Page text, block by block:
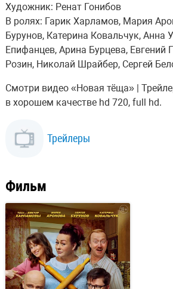
Художник: Ренат Гонибов
В ролях: Гарик Харламов, Мария
Бурунов, Катерина Ковальчук, Анна
Епифанцев, Арина Бурцева, Евгений
Розин, Николай Шрайбер, Сергей
Смотри видео «Новая тёща» |
в хорошем качестве hd 720, full hd.
Трейлеры
Фильм